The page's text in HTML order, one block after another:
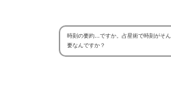
時刻の要約…ですか。占星術で時刻がそ
要なんですか？